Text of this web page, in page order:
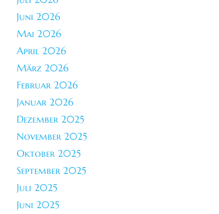
Juni 2026
Mai 2026
April 2026
März 2026
Februar 2026
Januar 2026
Dezember 2025
November 2025
Oktober 2025
September 2025
Juli 2025
Juni 2025